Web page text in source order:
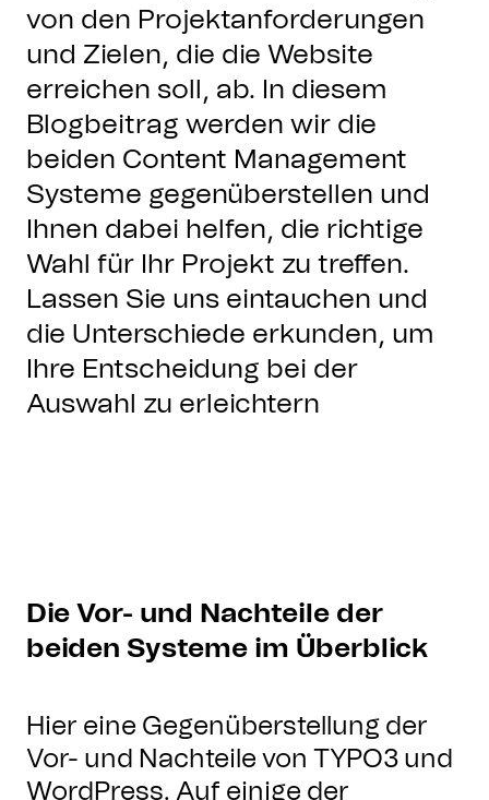
von den Projektanforderungen
und Zielen, die die Website
erreichen soll, ab. In diesem
Blogbeitrag werden wir die
beiden Content Management
Systeme gegenüberstellen und
Ihnen dabei helfen, die richtige
Wahl für Ihr Projekt zu treffen.
Lassen Sie uns eintauchen und
die Unterschiede erkunden, um
Ihre Entscheidung bei der
Auswahl zu erleichtern
Die Vor- und Nachteile der
beiden Systeme im Überblick
Hier eine Gegenüberstellung der
Vor- und Nachteile von TYPO3 und
WordPress. Auf einige der